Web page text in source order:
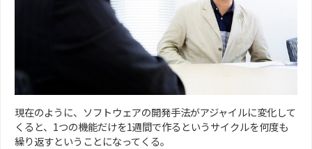
現在のように、ソフトウェアの開発手法がアジャイルに変化して
くると、1つの機能だけを1週間で作るというサイクルを何度も
繰り返すということになってくる。